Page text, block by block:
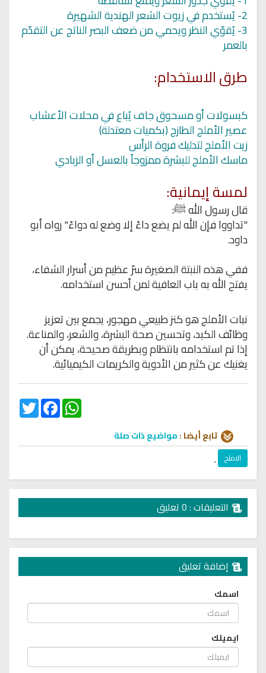
2- يُستخدم في زيوت الشعر الهندية الشهيرة
3- يُقوّي النظر ويحمي من ضعف البصر الناتج عن التقدّم
بالعمر
طرق الاستخدام:
كبسولات أو مسحوق جاف يُباع في محلات الأعشاب
عصير الأملج الطازج (بكميات معتدلة)
زيت الأملج لتدليك فروة الرأس
ماسك الأملج للبشرة ممزوجاً بالعسل أو الزبادي
لمسة إيمانية:
قال رسول الله ﷺ:
"تداووا فإن الله لم يضع داءً إلا وضع له دواءً" رواه أبو
داود.
ففي هذه النبتة الصغيرة سرّ عظيم من أسرار الشفاء،
يفتح الله به باب العافية لمن أحسن استخدامه.
نبات الأملج هو كنز طبيعي مهجور، يجمع بين تعزيز
وظائف الكبد، وتحسين صحة البشرة، والشعر، والمناعة.
إذا تم استخدامه بانتظام وبطريقة صحيحة، يمكن أن
يغنيك عن كثير من الأدوية والكريمات الكيميائية.
Twitter
FacebookWhatsApp
تابع أيضا :مواضيع ذات صلة
الاملج ,
التعليقات : 0 تعليق
إضافة تعليق
اسمك
ايميلك